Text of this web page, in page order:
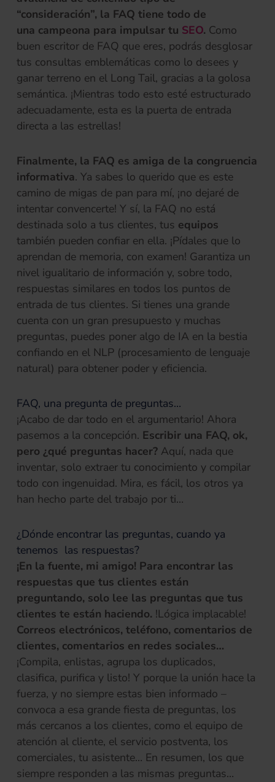
“consideración”, la FAQ tiene todo de
una campeona para impulsar tu SEO. Como
buen escritor de FAQ que eres, podrás desglosar
tus consultas emblemáticas como lo desees y
ganar terreno en el Long Tail, gracias a la golosa
semántica. ¡Mientras todo esto esté estructurado
adecuadamente, esta es la puerta de entrada
directa a las estrellas!
Finalmente, la FAQ es amiga de la congruencia
informativa. Ya sabes lo querido que es este
camino de migas de pan para mí, ¡no dejaré de
intentar convencerte! Y sí, la FAQ no está
destinada solo a tus clientes, tus equipos
también pueden confiar en ella. ¡Pídales que lo
aprendan de memoria, con examen! Garantiza un
nivel igualitario de información y, sobre todo,
respuestas similares en todos los puntos de
entrada de tus clientes. Si tienes una grande
cuenta con un gran presupuesto y muchas
preguntas, puedes poner algo de IA en la bestia
confiando en el NLP (procesamiento de lenguaje
natural) para obtener poder y eficiencia.
FAQ, una pregunta de preguntas…
¡Acabo de dar todo en el argumentario! Ahora
pasemos a la concepción. Escribir una FAQ, ok,
pero ¿qué preguntas hacer? Aquí, nada que
inventar, solo extraer tu conocimiento y compilar
todo con ingenuidad. Mira, es fácil, los otros ya
han hecho parte del trabajo por ti…
¿Dónde encontrar las preguntas, cuando ya
tenemos las respuestas?
¡En la fuente, mi amigo! Para encontrar las
respuestas que tus clientes están
preguntando, solo lee las preguntas que tus
clientes te están haciendo. !Lógica implacable!
Correos electrónicos, teléfono, comentarios de
clientes, comentarios en redes sociales…
¡Compila, enlistas, agrupa los duplicados,
clasifica, purifica y listo! Y porque la unión hace la
fuerza, y no siempre estas bien informado –
convoca a esa grande fiesta de preguntas, los
más cercanos a los clientes, como el equipo de
atención al cliente, el servicio postventa, los
comerciales, tu asistente… En resumen, los que
siempre responden a las mismas preguntas…